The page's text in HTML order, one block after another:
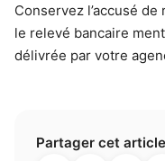
Conservez l’accusé
le relevé bancaire
délivrée par votre
Partager cet